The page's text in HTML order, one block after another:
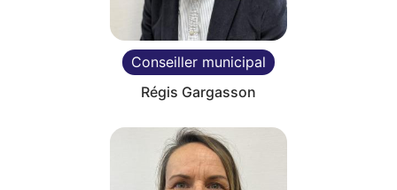
Conseiller municipal
Régis Gargasson